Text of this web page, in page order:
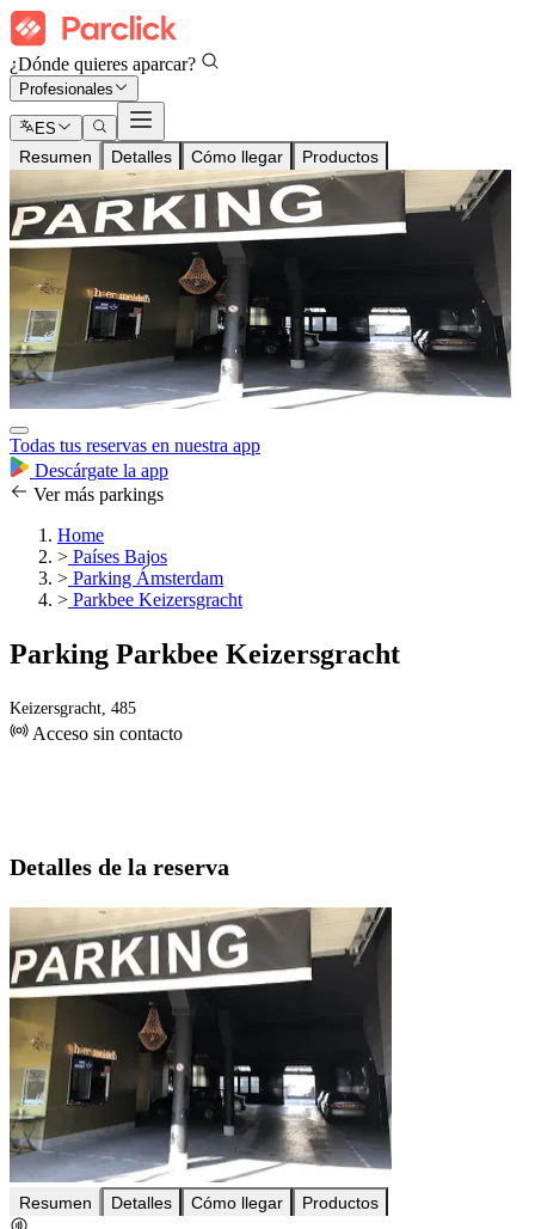
¿Dónde quieres aparcar?
Profesionales
ES
Resumen Detalles Cómo llegar Productos
Todas tus reservas en nuestra app
Descárgate la app
Ver más parkings
Home
> Países Bajos
> Parking Ámsterdam
> Parkbee Keizersgracht
Parking Parkbee Keizersgracht
Keizersgracht, 485
Acceso sin contacto
Detalles de la reserva
Resumen Detalles Cómo llegar Productos